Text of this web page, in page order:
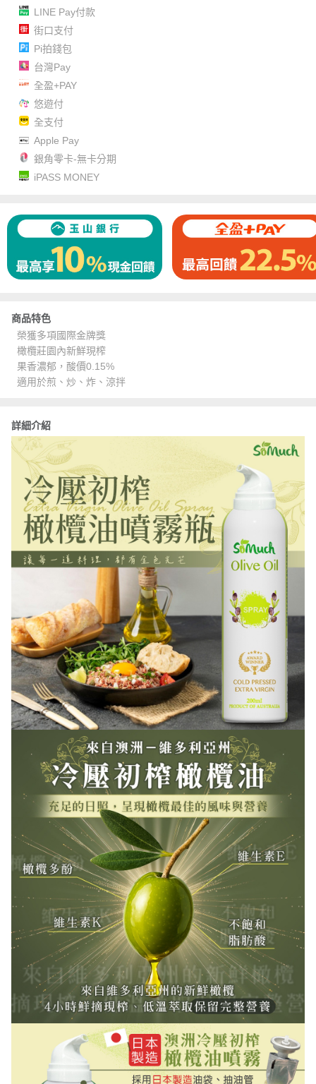
LINE Pay付款
街口支付
Pi拍錢包
台灣Pay
全盈+PAY
悠遊付
全支付
Apple Pay
銀角零卡-無卡分期
iPASS MONEY
商品特色
榮獲多項國際金牌獎
橄欖莊園內新鮮現榨
果香濃郁，酸價0.15%
適用於煎、炒、炸、涼拌
詳細介紹